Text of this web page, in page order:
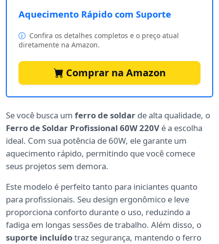
Aquecimento Rápido com Suporte
Confira os detalhes completos e o preço atual
diretamente na Amazon.
Comprar na Amazon
Se você busca um ferro de soldar de alta qualidade, o
Ferro de Soldar Profissional 60W 220V é a escolha
ideal. Com sua potência de 60W, ele garante um
aquecimento rápido, permitindo que você comece
seus projetos sem demora.
Este modelo é perfeito tanto para iniciantes quanto
para profissionais. Seu design ergonômico e leve
proporciona conforto durante o uso, reduzindo a
fadiga em longas sessões de trabalho. Além disso, o
suporte incluídotraz segurança, mantendo o ferro